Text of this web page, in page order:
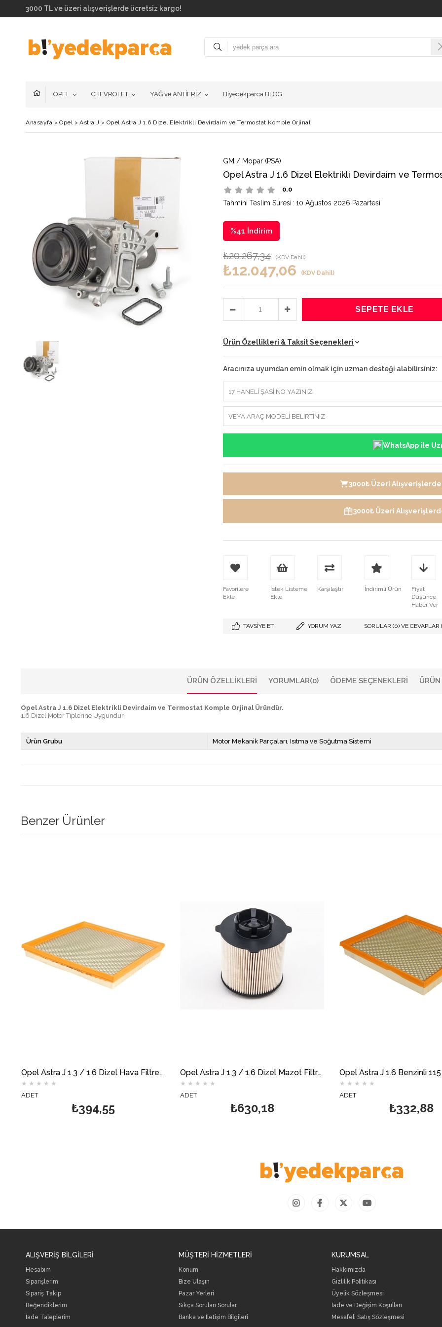
3000 TL ve üzeri alışverişlerde ücretsiz kargo!
OPEL CHEVROLET YAĞ ve ANTİFRİZ Biyedekparca BLOG
Anasayfa > Opel> Astra J > Opel Astra J 1.6 Dizel Elektrikli Devirdaim ve Termostat Komple Orjinal
GM / Mopar (PSA)
Opel Astra J 1.6 Dizel Elektrikli Devirdaim ve
0.0
Tahmini Teslim Süresi : 10 Ağustos 2026 Pazartesi
%41 İndirim
₺20.267,34 (KDV Dahil)
₺12.047,06 (KDV Dahil)
Ürün Özellikleri & Taksit Seçenekleri
Aracınıza uyumdan emin olmak için uzman desteği alabilirsiniz:
WhatsApp ile
3000₺ Üzeri Alışverişlerde
3000₺ Üzeri
Favorilere
Ekle
İstek Listeme
Ekle
Karşılaştır İndirimli Ürün
Fiyat
Düşünce
Haber Ver
TAVSIYE ET YORUM YAZ SORULAR (0) VE CEVAPLAR
ÜRÜN ÖZELLIKLERI YORUMLAR(0) ÖDEME SEÇENEKLERI
Opel Astra J 1.6 Dizel Elektrikli Devirdaim ve Termostat Komple Orjinal Üründür.
1.6 Dizel Motor Tiplerine Uygundur.
Ürün Grubu Motor Mekanik Parçaları Isıtma ve Soğutma Sistemi
Benzer Ürünler
Opel Astra J 1.3 / 1.6 Dizel Hava Filtresi MOTOCAR Opel Astra J 1.3 / 1.6 Dizel Mazot Filtresi MOTOCAR Opel Astra J 1.6 Benzinli 115 BG Hava Filtresi MOTOCAR
ALIŞVERİŞ BİLGİLERİ
Hesabım
Siparişlerim
Sipariş Takip
Beğendiklerim
İade Taleplerim
MÜŞTERİ HİZMETLERİ
Konum
Bize Ulaşın
Pazar Yerleri
Sıkça Sorulan Sorular
Banka ve İletişim Bilgileri
KURUMSAL
Hakkımızda
Gizlilik Politikası
Üyelik Sözleşmesi
İade ve Değişim Koşulları
Mesafeli Satış Sözleşmesi